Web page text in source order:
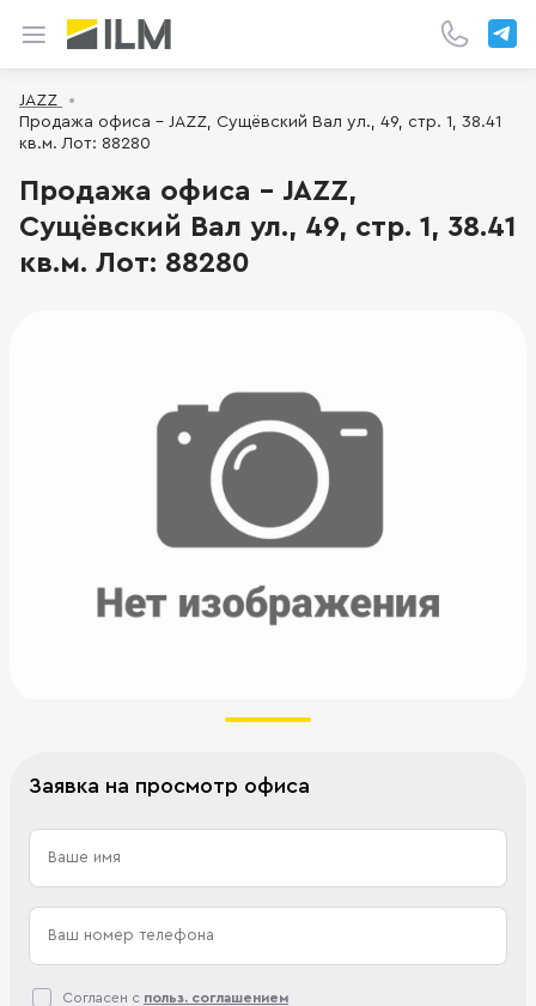
JAZZ
Продажа офиса - JAZZ, Сущёвский Вал ул., 49, стр. 1, 38.41
кв.м. Лот: 88280
Продажа офиса - JAZZ,
Сущёвский Вал ул., 49, стр. 1, 38.41
кв.м. Лот: 88280
Заявка на просмотр офиса
Согласен с польз. соглашением